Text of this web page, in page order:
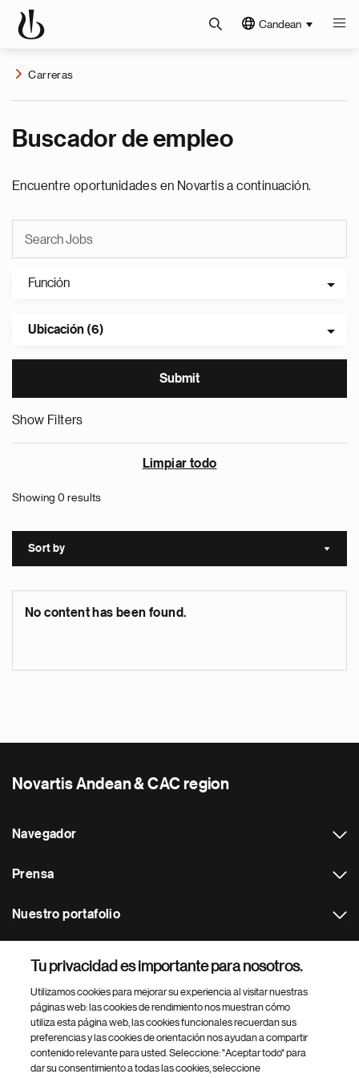
Candean
Carreras
Buscador de empleo
Encuentre oportunidades en Novartis a continuación.
Función
Ubicación (6)
Show Filters
Limpiar todo
Showing 0 results
Sort by Sort
No content has been found.
Novartis Andean & CAC region
Navegador
Prensa
Nuestro portafolio
Footer Site Search
Tu privacidad es importante para nosotros.
Utilizamos cookies para mejorar su experiencia al visitar nuestras
páginas web: las cookies de rendimiento nos muestran cómo
utiliza esta página web, las cookies funcionales recuerdan sus
preferencias y las cookies de orientación nos ayudan a compartir
contenido relevante para usted. Seleccione: "Aceptar todo" para
dar su consentimiento a todas las cookies, seleccione